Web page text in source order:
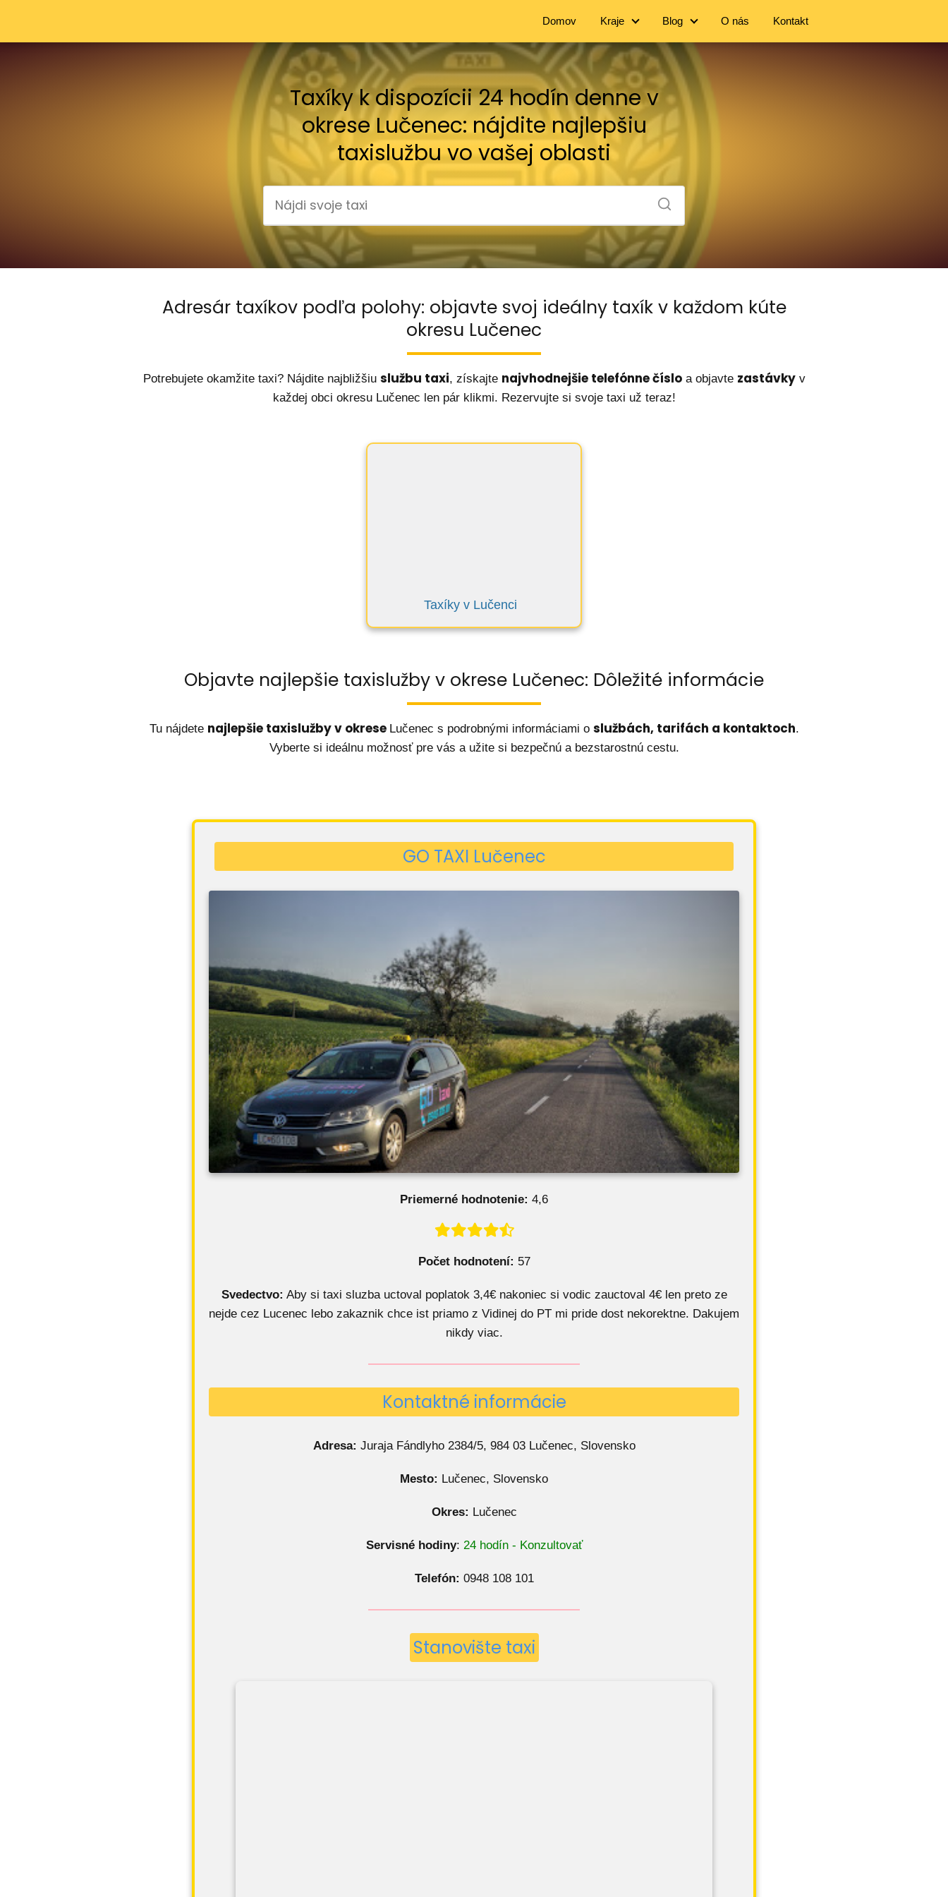
Domov Kraje Blog O nás Kontakt
Taxíky k dispozícii 24 hodín denne v
okrese Lučenec: nájdite najlepšiu
taxislužbu vo vašej oblasti
Adresár taxíkov podľa polohy: objavte svoj ideálny taxík v každom kúte
okresu Lučenec
Potrebujete okamžite taxi? Nájdite najbližšiu službu taxi, získajte najvhodnejšie telefónne čísloa objavte zastávkyv
každej obci okresu Lučenec len pár klikmi. Rezervujte si svoje taxi už teraz!
Taxíky v Lučenci
Objavte najlepšie taxislužby v okrese Lučenec: Dôležité informácie
Tu nájdete najlepšie taxislužby v okrese Lučenec s podrobnými informáciami o službách, tarifách a kontaktoch.
Vyberte si ideálnu možnosť pre vás a užite si bezpečnú a bezstarostnú cestu.
GO TAXI Lučenec
Priemerné hodnotenie: 4,6
Počet hodnotení: 57
Svedectvo: Aby si taxi sluzba uctoval poplatok 3,4€ nakoniec si vodic zauctoval 4€ len preto ze
nejde cez Lucenec lebo zakaznik chce ist priamo z Vidinej do PT mi pride dost nekorektne. Dakujem
nikdy viac.
Kontaktné informácie
Adresa: Juraja Fándlyho 2384/5, 984 03 Lučenec, Slovensko
Mesto: Lučenec, Slovensko
Okres: Lučenec
Servisné hodiny: 24 hodín - Konzultovať
Telefón: 0948 108 101
Stanovište taxi